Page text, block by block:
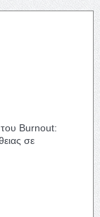
Burnout:
σε